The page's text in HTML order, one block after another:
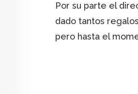
Por su parte el
dado tantos
pero hasta el